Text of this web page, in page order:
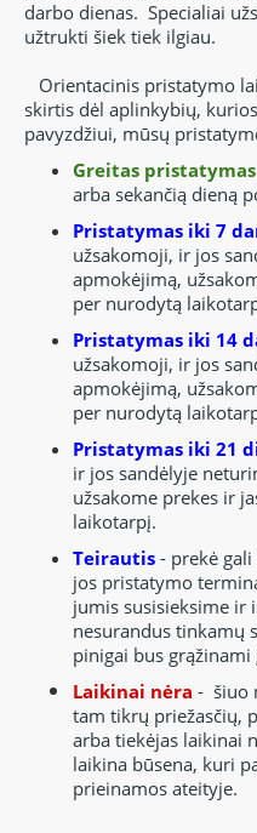
darbo dienas. Specialiai
užtrukti šiek tiek ilgiau.
Orientacinis pristatymo
skirtis dėl aplinkybių,
pavyzdžiui, mūsų
Greitas pristatymas
arba sekančią dieną
Pristatymas iki 7
užsakomoji, ir jos
apmokėjimą,
per nurodytą
Pristatymas iki 14
užsakomoji, ir jos
apmokėjimą,
per nurodytą
Pristatymas iki 21
ir jos sandėlyje
užsakome prekes ir
laikotarpį.
Teirautis - prekė
jos pristatymo
jumis susisieksime ir
nesurandus tinkamų
pinigai bus grąžinami
Laikinai nėra - šiuo
tam tikrų priežasčių,
arba tiekėjas laikinai
laikina būsena, kuri
prieinamos ateityje.